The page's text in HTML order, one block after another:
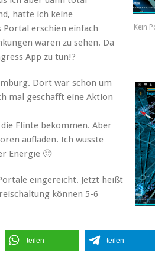
Kein
hatte ich keine
Portal erschien einfach
waren zu sehen. Da
App zu tun!?
Dort war schon um
mal geschafft eine Aktion
Flinte bekommen. Aber
aufladen. Ich wusste
Energie 🙂
eingereicht. Jetzt heißt
können 5-6
teilen teilen